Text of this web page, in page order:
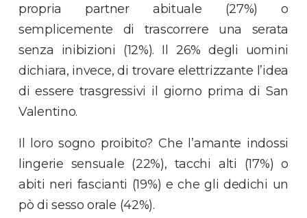
propria partner abituale (27%) o
semplicemente di trascorrere una serata
senza inibizioni (12%). Il 26% degli uomini
dichiara, invece, di trovare elettrizzante l’idea
di essere trasgressivi il giorno prima di San
Valentino.
Il loro sogno proibito? Che l’amante indossi
lingerie sensuale (22%), tacchi alti (17%) o
abiti neri fascianti (19%) e che gli dedichi un
pò di sesso orale (42%).